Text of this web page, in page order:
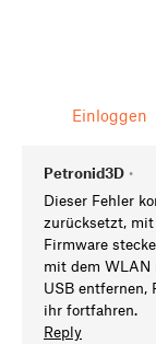
Einloggen
Petronid3D •
Dieser Fehler
zurücksetzt,
Firmware
mit dem WLAN
USB entfernen,
ihr fortfahren.
Reply